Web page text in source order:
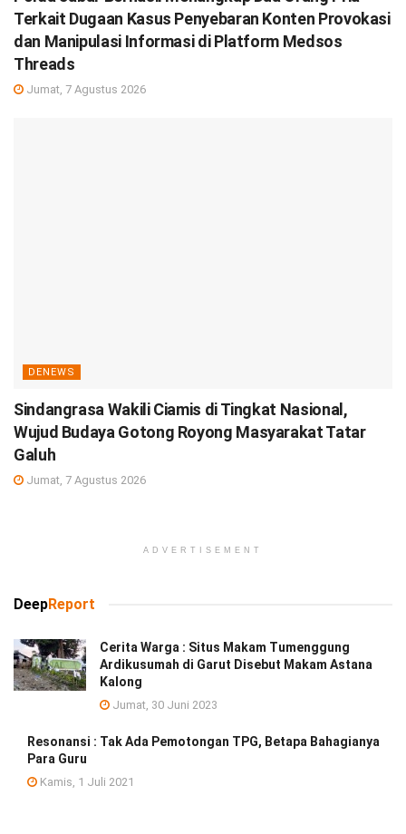
Terkait Dugaan Kasus Penyebaran Konten Provokasi
dan Manipulasi Informasi di Platform Medsos
Threads
Jumat, 7 Agustus 2026
DENEWS
Sindangrasa Wakili Ciamis di Tingkat Nasional,
Wujud Budaya Gotong Royong Masyarakat Tatar
Galuh
Jumat, 7 Agustus 2026
ADVERTISEMENT
DeepReport
Cerita Warga : Situs Makam Tumenggung
Ardikusumah di Garut Disebut Makam Astana
Kalong
Jumat, 30 Juni 2023
Resonansi : Tak Ada Pemotongan TPG, Betapa Bahagianya
Para Guru
Kamis, 1 Juli 2021